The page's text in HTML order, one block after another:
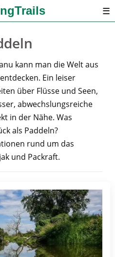
☰
kann man die Welt aus
Ein leiser
über Flüsse und Seen,
abwechslungsreiche
in der Nähe. Was
als Paddeln?
rund um das
und Packraft.